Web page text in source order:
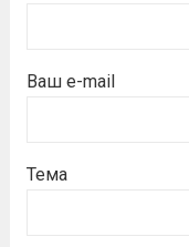
Ваш e-mail
Тема